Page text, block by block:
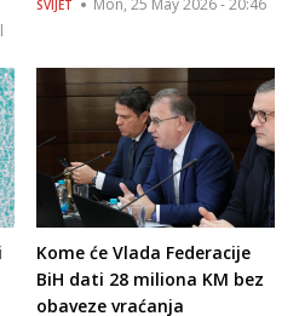
SVIJET
Kome će Vlada Federacije
BiH dati 28 miliona KM bez
obaveze vraćanja